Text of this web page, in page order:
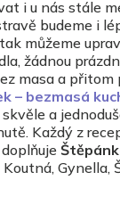
i u nás stále
budeme i
můžeme
žádnou
masa a
– bezmasá
a
Každý z
Gynella,